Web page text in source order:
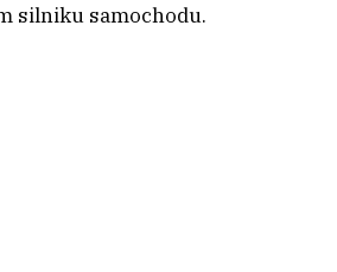
silniku­ ­samochodu.